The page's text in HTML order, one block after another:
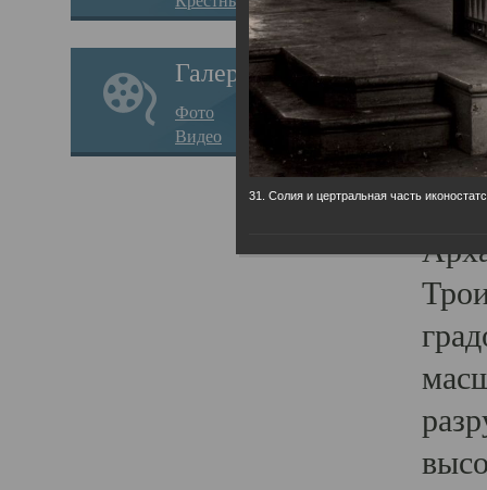
Галерея
Фото
Видео
31. Солия и цертральная часть